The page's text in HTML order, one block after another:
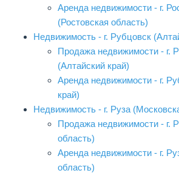
Аренда недвижимости - г. Ростов-на-Дону
(Ростовская область)
Недвижимость - г. Рубцовск
Продажа недвижимости - г. Рубцовск
(Алтайский край)
Аренда недвижимости - г. Рубцовск (Алтайский
край)
Недвижимость - г. Руза
Продажа недвижимости - г. Руза (Московская
область)
Аренда недвижимости - г. Руза (Московская
область)